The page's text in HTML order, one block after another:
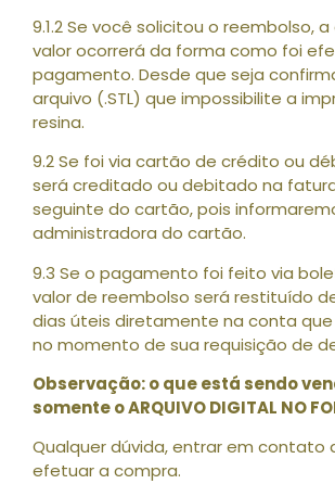
9.1.2 Se você solicitou o reembolso,
valor ocorrerá da forma como foi
pagamento. Desde que seja
arquivo (.STL) que impossibilite a
resina.
9.2 Se foi via cartão de crédito ou
será creditado ou debitado na
seguinte do cartão, pois
administradora do cartão.
9.3 Se o pagamento foi feito via
valor de reembolso será restituído
dias úteis diretamente na conta
no momento de sua requisição de
Observação: o que está sendo
somente o ARQUIVO DIGITAL NO
Qualquer dúvida, entrar em contato
efetuar a compra.